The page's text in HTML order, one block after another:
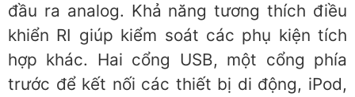
đầu ra analog. Khả năng tương thích điều
khiển RI giúp kiểm soát các phụ kiện tích
hợp khác. Hai cổng USB, một cổng phía
trước để kết nối các thiết bị di động, iPod,